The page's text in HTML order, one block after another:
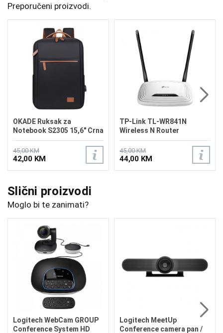
Preporučeni proizvodi.
OKADE Ruksak za
Notebook S2305 15,6" Crna
45,00 KM
42,00 KM
TP-Link TL-WR841N
Wireless N Router
45,00 KM
44,00 KM
Slični proizvodi
Moglo bi te zanimati?
Logitech WebCam GROUP
Conference System HD
Logitech MeetUp
Conference camera pan /